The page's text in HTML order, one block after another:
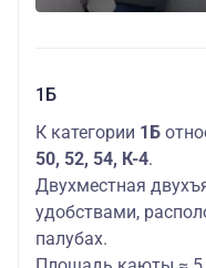
1Б
К категории 1Б
50, 52, 54, К-4.
Двухместная
удобствами,
палубах.